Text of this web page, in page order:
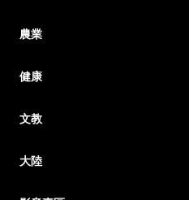
農業
健康
文教
大陸